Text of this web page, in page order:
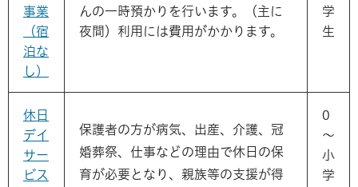
事業
（宿
泊な
し）
んの一時預かりを行います。（主に
夜間）利用には費用がかかります。
学
生
休日
デイ
サー
ビス
保護者の方が病気、出産、介護、冠
婚葬祭、仕事などの理由で休日の保
育が必要となり、親族等の支援が得
0
～
小
学